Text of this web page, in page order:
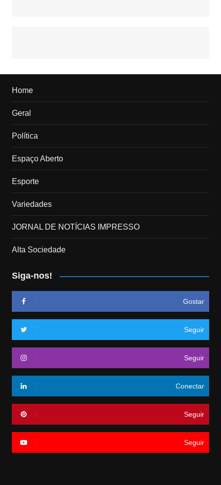
Home
Geral
Política
Espaço Aberto
Esporte
Variedades
JORNAL DE NOTÍCIAS IMPRESSO
Alta Sociedade
Siga-nos!
Gostar
Seguir
Seguir
Conectar
Seguir
Seguir